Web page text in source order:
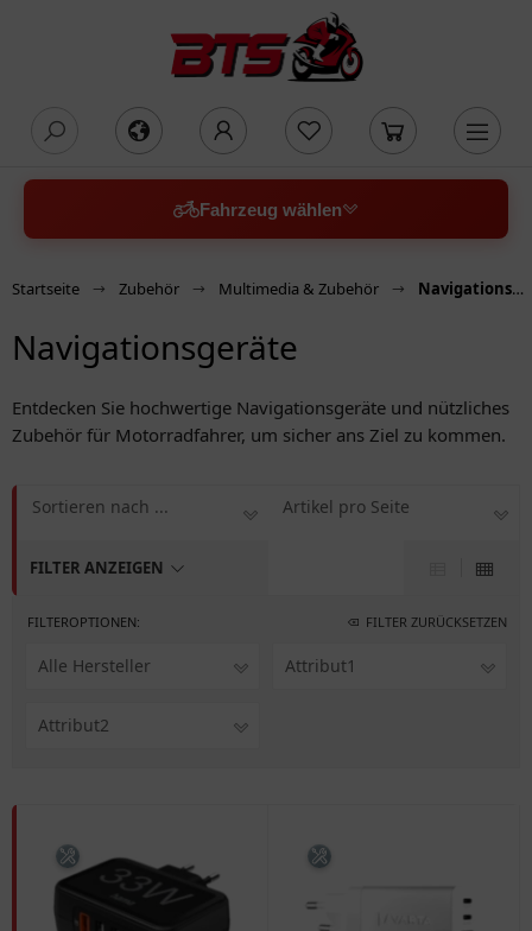
Fahrzeug wählen
Startseite Zubehör Multimedia & Zubehör Navigationsgeräte
Navigationsgeräte
Entdecken Sie hochwertige Navigationsgeräte und nützliches
Zubehör für Motorradfahrer, um sicher ans Ziel zu kommen.
FILTER ANZEIGEN
Sortieren nach ... Artikel pro Seite
FILTEROPTIONEN: FILTER ZURÜCKSETZEN
Alle Hersteller Attribut1
Attribut2